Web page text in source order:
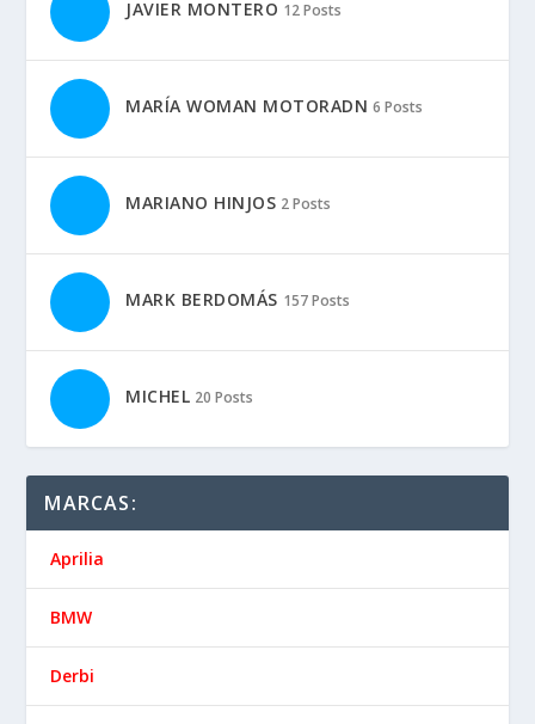
JAVIER MONTERO 12 Posts
MARÍA WOMAN MOTORADN 6 Posts
MARIANO HINJOS 2 Posts
MARK BERDOMÁS 157 Posts
MICHEL 20 Posts
MARCAS:
Aprilia
BMW
Derbi